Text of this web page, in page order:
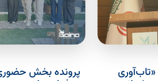
پرونده بخش حضوری